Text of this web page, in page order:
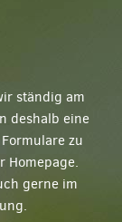
ständig am
deshalb eine
zu
Homepage.
gerne im